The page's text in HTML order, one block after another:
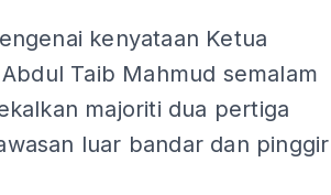
kenyataan Ketua
Taib Mahmud semalam
majoriti dua pertiga
luar bandar dan pinggir